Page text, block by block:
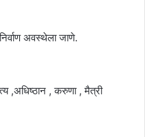
अवस्थेला जाणे.
,अधिष्ठान , करुणा , मैत्री